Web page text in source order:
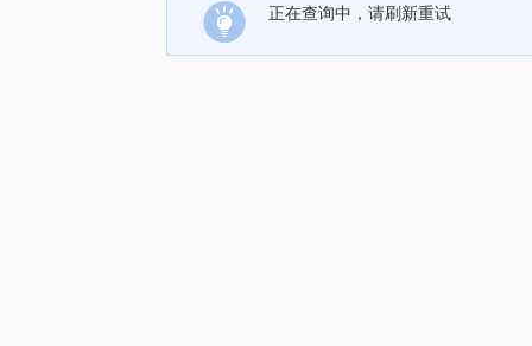
正在查询中，请刷新重试